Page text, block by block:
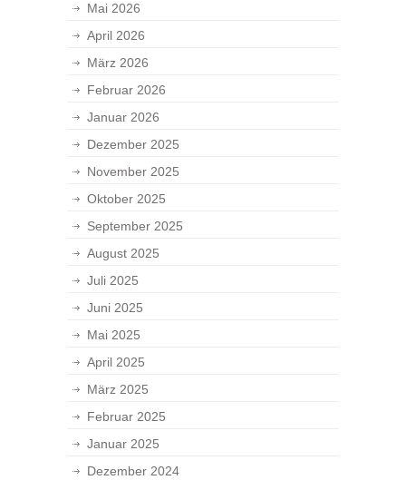
Mai 2026
April 2026
März 2026
Februar 2026
Januar 2026
Dezember 2025
November 2025
Oktober 2025
September 2025
August 2025
Juli 2025
Juni 2025
Mai 2025
April 2025
März 2025
Februar 2025
Januar 2025
Dezember 2024